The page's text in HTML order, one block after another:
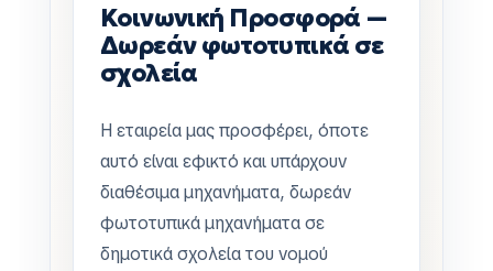
Κοινωνική Προσφορά —
Δωρεάν φωτοτυπικά σε
σχολεία
Η εταιρεία μας προσφέρει, όποτε
αυτό είναι εφικτό και υπάρχουν
διαθέσιμα μηχανήματα, δωρεάν
φωτοτυπικά μηχανήματα σε
δημοτικά σχολεία του νομού